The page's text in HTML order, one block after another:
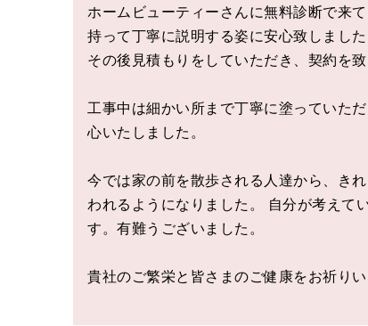
ホームビューティーさんに無料診断で来
持って丁寧に説明する姿に安心致しました
その後見積もりをしていただき、契約を致
工事中は細かい所まで丁寧に塗っていた
心いたしました。
今では家の前を散歩される人達から、き
われるようになりました。 自分が考えて
す。有難うございました。
貴社のご繁栄と皆さまのご健康をお祈りい